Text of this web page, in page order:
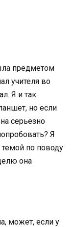
предметом
учителя во
Я и так
но если
серьезно
Я
по поводу
она
может, если у